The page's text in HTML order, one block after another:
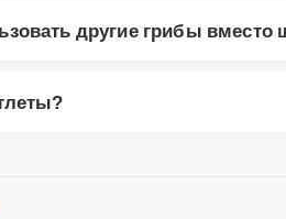
другие грибы вместо